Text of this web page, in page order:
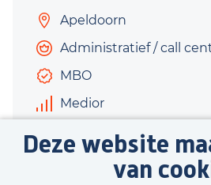
Deze website
van
Apeldoorn
Administratief / call
MBO
Medior
€3.000 - €3.500